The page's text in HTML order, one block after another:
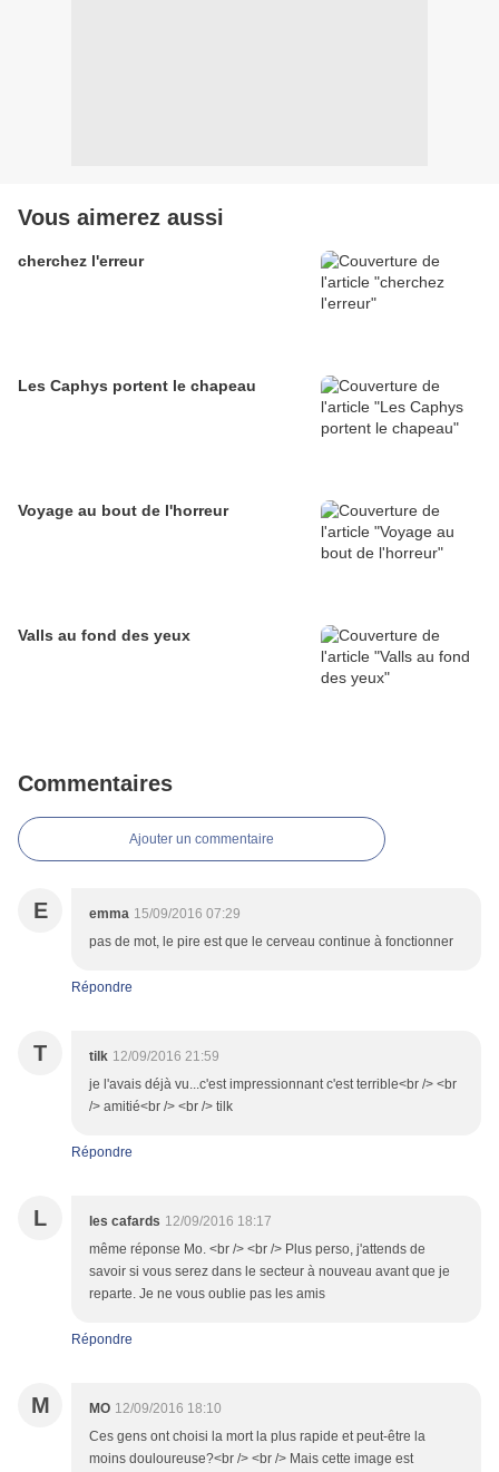
Vous aimerez aussi
cherchez l'erreur
Les Caphys portent le chapeau
Voyage au bout de l'horreur
Valls au fond des yeux
Commentaires
Ajouter un commentaire
E emma 15/09/2016 07:29
pas de mot, le pire est que le cerveau continue à fonctionner
Répondre
T tilk 12/09/2016 21:59
je l'avais déjà vu...c'est impressionnant c'est terrible<br /> <br
/> amitié<br /> <br /> tilk
Répondre
L les cafards 12/09/2016 18:17
même réponse Mo. <br /> <br /> Plus perso, j'attends de
savoir si vous serez dans le secteur à nouveau avant que je
reparte. Je ne vous oublie pas les amis
Répondre
M MO 12/09/2016 18:10
Ces gens ont choisi la mort la plus rapide et peut-être la
moins douloureuse?<br /> <br /> Mais cette image est